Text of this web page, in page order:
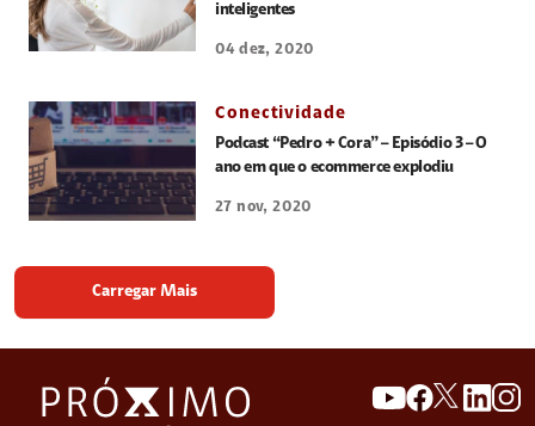
inteligentes
04 dez, 2020
Conectividade
Podcast “Pedro + Cora” – Episódio 3 – O
ano em que o ecommerce explodiu
27 nov, 2020
Carregar Mais